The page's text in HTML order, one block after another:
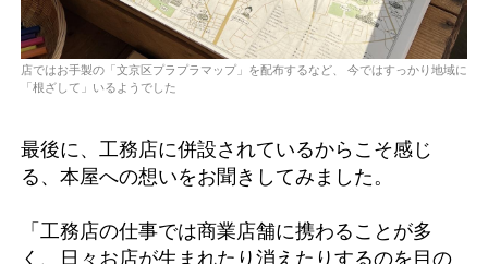
店ではお手製の「文京区プラプラマップ」を配布するなど、 今ではすっかり地域に
「根ざして」いるようでした
最後に、工務店に併設されているからこそ感じ
る、本屋への想いをお聞きしてみました。
「工務店の仕事では商業店舗に携わることが多
く、日々お店が生まれたり消えたりするのを目の